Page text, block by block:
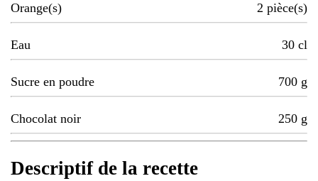
Orange(s) 2 pièce(s)
Eau 30 cl
Sucre en poudre 700 g
Chocolat noir 250 g
Descriptif de la recette